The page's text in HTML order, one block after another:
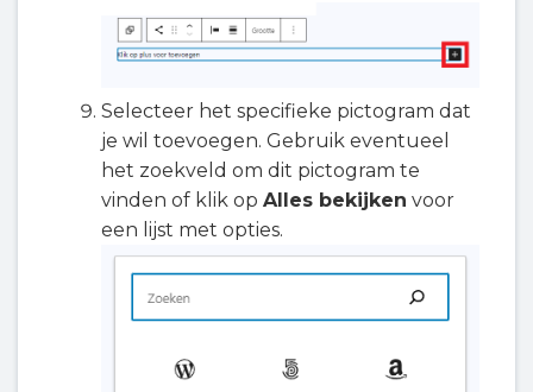
Selecteer het specifieke pictogram dat
je wil toevoegen. Gebruik eventueel
het zoekveld om dit pictogram te
vinden of klik op Alles bekijken voor
een lijst met opties.